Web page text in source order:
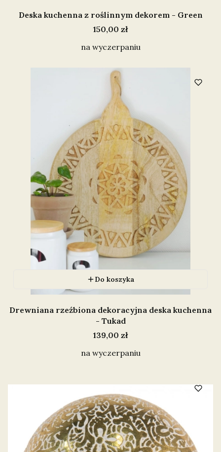
Deska kuchenna z roślinnym dekorem - Green
Cena
150,00 zł
na wyczerpaniu
Do koszyka
Drewniana rzeźbiona dekoracyjna deska kuchenna
- Tukad
Cena
139,00 zł
na wyczerpaniu